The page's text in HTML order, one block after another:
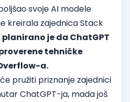
svoje AI modele
kreirala zajednica Stack
planirano je da ChatGPT
tehničke
a.
pružiti priznanje zajednici
ChatGPT-ja, mada još